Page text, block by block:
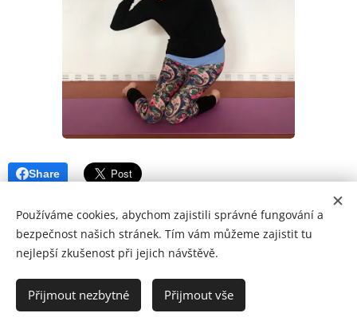
Share
© 2015-26 Mgr. Eva Šrámková
Vytvořeno službou Webnode
Používáme cookies, abychom zajistili správné fungování a
bezpečnost našich stránek. Tím vám můžeme zajistit tu
nejlepší zkušenost při jejich návštěvě.
Přijmout nezbytné Přijmout vše